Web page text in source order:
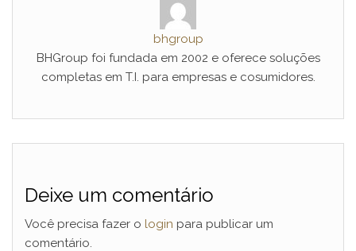
bhgroup
BHGroup foi fundada em 2002 e oferece soluções
completas em T.I. para empresas e cosumidores.
Deixe um comentário
Você precisa fazer o login para publicar um
comentário.